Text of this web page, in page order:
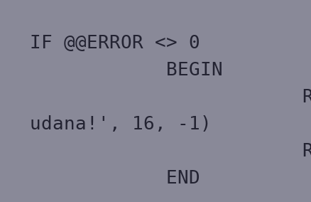
IF @@ERROR <> 0
BEGIN
RAISERROR
udana!', 16, -1)
ROLLBACK
END